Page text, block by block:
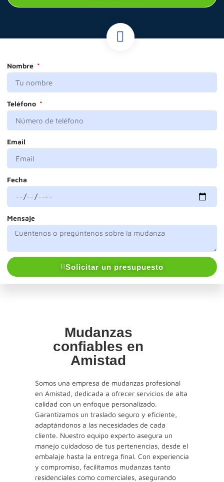
Nombre
Teléfono
Email
Fecha
Mensaje
Solicitar un presupuesto
Mudanzas
confiables en
Amistad
Somos una empresa de mudanzas profesional
en Amistad, dedicada a ofrecer servicios de alta
calidad con un enfoque personalizado.
Garantizamos un traslado seguro y eficiente,
adaptándonos a las necesidades de cada
cliente. Nuestro equipo experto asegura un
manejo cuidadoso de tus pertenencias, desde el
embalaje hasta la entrega final. Con experiencia
y compromiso, facilitamos mudanzas tanto
residenciales como comerciales, asegurando